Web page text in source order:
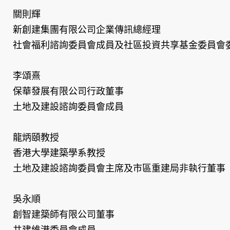
關則輝
新創建集團有限公司企業傳訊總經理
社會福利諮詢委員會成員及社區投資共享基金委員會
李頌熹
保華發展有限公司行政董事
土地及建設諮詢委員會成員
龍炳頤教授
香港大學建築學系教授
土地及建設諮詢委員會主席及市區重建局非執行董事
吳永順
創智建築師有限公司董事